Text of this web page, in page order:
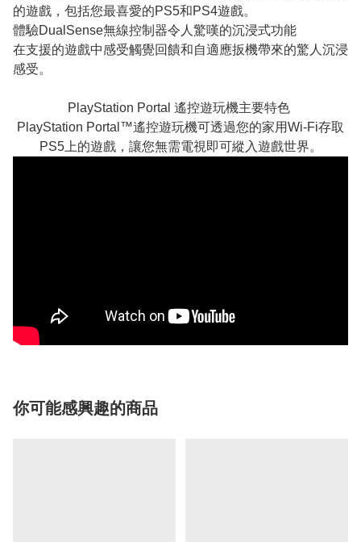
的遊戲，包括您最喜愛的PS5和PS4遊戲。
體驗DualSense無線控制器令人驚嘆的沉浸式功能
在支援的遊戲中感受觸覺回饋和自適應扳機帶來的驚人沉浸
感受。
PlayStation Portal 遙控遊玩機主要特色
PlayStation Portal™遙控遊玩機可透過您的家用Wi-Fi存取
PS5上的遊戲，讓您無需電視即可縱入遊戲世界。
你可能感興趣的商品